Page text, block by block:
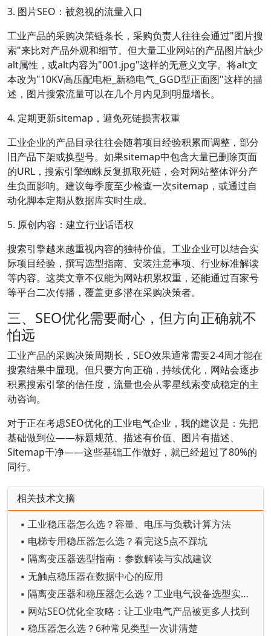
3. 图片SEO：被忽视的流量入口
工业产品的采购决策链条长，采购负责人往往会通过"图片搜
索"来比对产品外观和细节。但大量工业网站的产品图片缺少
alt属性，或alt内容为"001.jpg"这样的无意义文字。将alt文
本改为"10KV高压配电柜_新稳电气_GGD型正面图"这样的描
述，图片搜索流量可以在几个月内见到明显增长。
4. 定期更新sitemap，避免死链损害权重
工业企业的产品目录往往会随着项目经验积累而调整，部分
旧产品下架或换型号。如果sitemap中包含大量已删除页面
的URL，搜索引擎蜘蛛反复抓取死链，会对网站整体评分产
生负面影响。建议每季度至少检查一次sitemap，或通过自
动化脚本定期从数据库实时生成。
5. 原创内容：建立行业话语权
搜索引擎越来越重视内容的独特价值。工业企业可以结合实
际项目经验，撰写选型指南、安装注意事项、行业标准解读
等内容。这类文章不仅能为网站积累权重，还能通过百家号
等平台二次传播，覆盖更多潜在采购决策者。
三、SEO优化需要耐心，但方向正确就不
怕远
工业产品的采购决策周期长，SEO效果通常需要2-4周才能在
搜索结果中显现。但只要方向正确，持续优化，网站会逐步
积累搜索引擎的信任度，流量也会从零星线索变成稳定的主
动咨询。
对于正在考虑SEO优化的工业电气企业，我的建议是：先把
基础做到位——标题规范、描述有价值、图片有描述、
Sitemap干净——这些基础工作做好，就已经超过了80%的
同行。
相关技术文摘
▪ 工业稳压器怎么选？容量、电压与负载计算方法
▪ 电梯专用稳压器怎么选？看完这5点不踩坑
▪ 隔离变压器选型指南：参数解读与实战建议
▪ 无触点稳压器在数据中心的应用
▪ 隔离变压器和稳压器怎么选？工业电气设备选型实战手册
▪ 网站SEO优化全攻略：让工业电气产品被更多人找到
▪ 稳压器怎么选？6种常见类型一次讲清楚